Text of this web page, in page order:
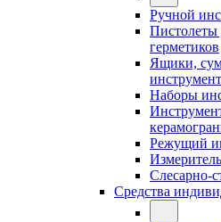
Ручной
герметиков
Ящики,
Наборы
Режущий
Слесарно-
Средства